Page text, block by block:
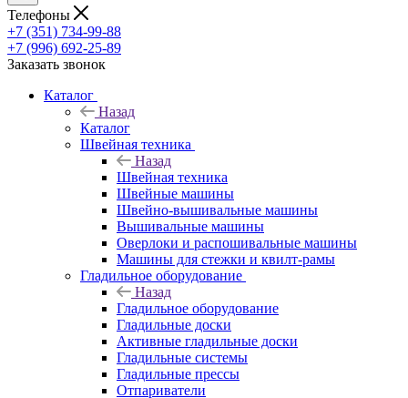
Телефоны
+7 (351) 734-99-88
+7 (996) 692-25-89
Заказать звонок
Каталог
Назад
Каталог
Швейная техника
Назад
Швейная техника
Швейные машины
Швейно-вышивальные машины
Вышивальные машины
Оверлоки и распошивальные машины
Машины для стежки и квилт-рамы
Гладильное оборудование
Назад
Гладильное оборудование
Гладильные доски
Активные гладильные доски
Гладильные системы
Гладильные прессы
Отпариватели